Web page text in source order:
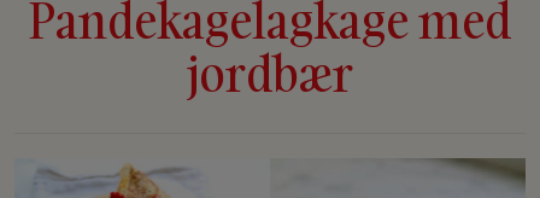
Pandekagelagkage med
jordbær